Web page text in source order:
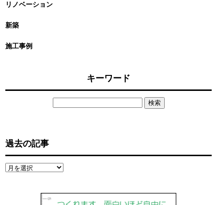
リノベーション
新築
施工事例
キーワード
過去の記事
過